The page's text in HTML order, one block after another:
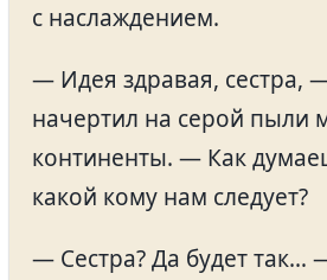
с наслаждением.
— Идея здравая, сестра,
начертил на серой пыли
континенты. — Как
какой кому нам следует?
— Сестра? Да будет так…